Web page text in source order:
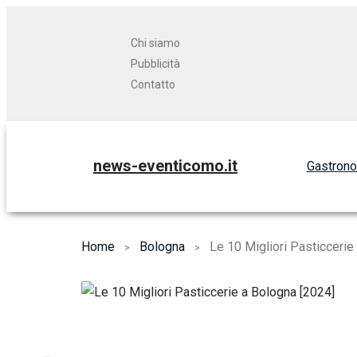
Chi siamo
Pubblicità
Contatto
news-eventicomo.it
Home Bologna Le 10 Migliori Pasticcerie